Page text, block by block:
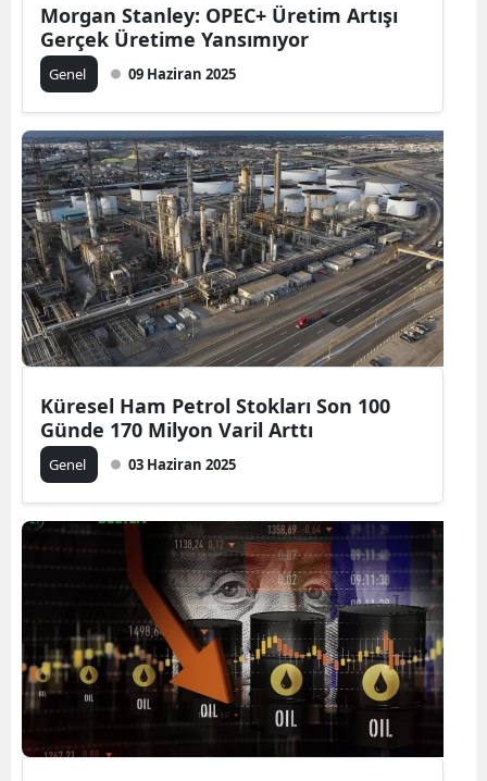
Morgan Stanley: OPEC+ Üretim Artışı
Gerçek Üretime Yansımıyor
Genel 09 Haziran 2025
Küresel Ham Petrol Stokları Son 100
Günde 170 Milyon Varil Arttı
Genel 03 Haziran 2025